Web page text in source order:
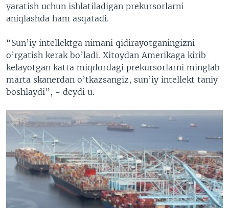
yaratish uchun ishlatiladigan prekursorlarni
aniqlashda ham asqatadi.
“Sun’iy intellektga nimani qidirayotganingizni
o’rgatish kerak bo’ladi. Xitoydan Amerikaga kirib
kelayotgan katta miqdordagi prekursorlarni minglab
marta skanerdan o’tkazsangiz, sun’iy intellekt taniy
boshlaydi”, - deydi u.